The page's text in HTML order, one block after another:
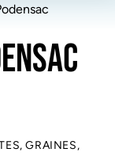
GRAINES,